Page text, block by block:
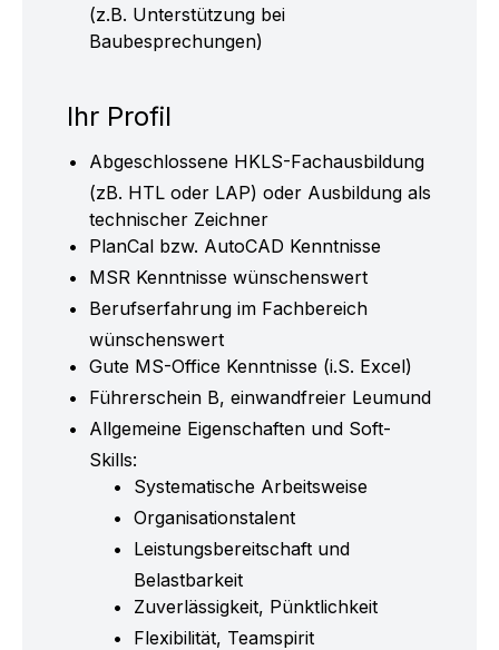
(z.B. Unterstützung bei
Baubesprechungen)
Ihr Profil
Abgeschlossene HKLS-Fachausbildung
(zB. HTL oder LAP) oder Ausbildung als
technischer Zeichner
PlanCal bzw. AutoCAD Kenntnisse
MSR Kenntnisse wünschenswert
Berufserfahrung im Fachbereich
wünschenswert
Gute MS-Office Kenntnisse (i.S. Excel)
Führerschein B, einwandfreier Leumund
Allgemeine Eigenschaften und Soft-
Skills:
Systematische Arbeitsweise
Organisationstalent
Leistungsbereitschaft und
Belastbarkeit
Zuverlässigkeit, Pünktlichkeit
Flexibilität, Teamspirit